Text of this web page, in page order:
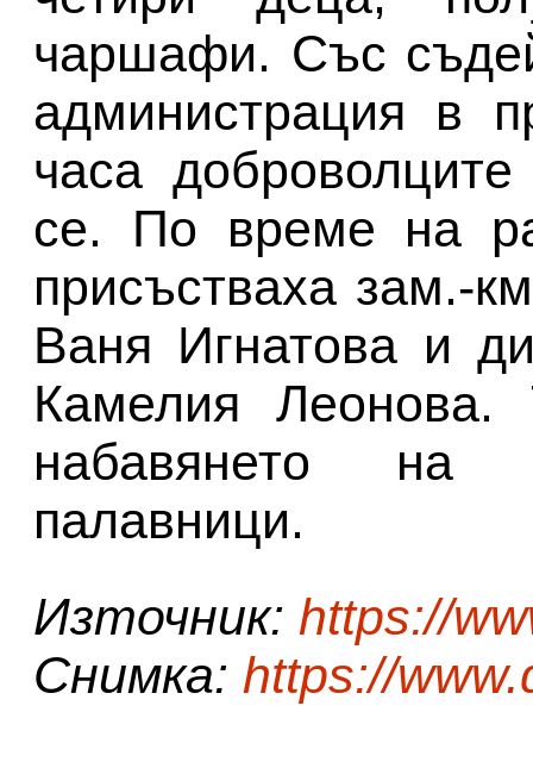
чаршафи. Със
администрация в
часа
се. По време на
присъстваха зам.-
Ваня Игнатова и
Камелия
набавянето на
палавници.
Източник: https://
Снимка: https://